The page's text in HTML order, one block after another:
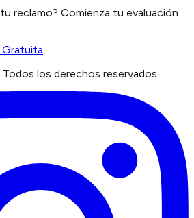
reclamo? Comienza tu evaluación
Gratuita
Todos los derechos reservados.